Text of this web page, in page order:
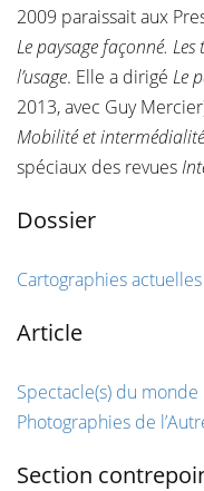
2009 paraissait aux
Le paysage façonné.
l’usage. Elle a dirigé Le
2013, avec Guy
Mobilité et intermédialité
spéciaux des revues
Dossier
Cartographies actuelles
Article
Spectacle(s) du monde
Photographies de
Section